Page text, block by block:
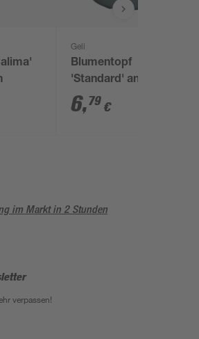
Geli
Blumentopf
'Standard' anthrazit Ø
32 cm
6,79 €
im Markt in 2 Stunden
verpassen!